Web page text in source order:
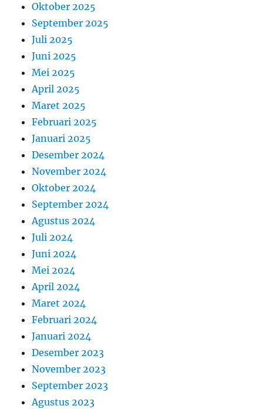
Oktober 2025
September 2025
Juli 2025
Juni 2025
Mei 2025
April 2025
Maret 2025
Februari 2025
Januari 2025
Desember 2024
November 2024
Oktober 2024
September 2024
Agustus 2024
Juli 2024
Juni 2024
Mei 2024
April 2024
Maret 2024
Februari 2024
Januari 2024
Desember 2023
November 2023
September 2023
Agustus 2023